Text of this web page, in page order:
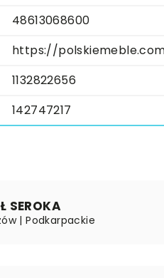
48613068600
https://
1132822656
142747217
SEROKA
| Podkarpackie